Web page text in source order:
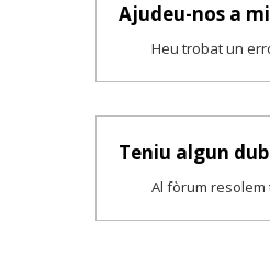
Ajudeu-nos a
Heu trobat un
Teniu algun
Al fòrum